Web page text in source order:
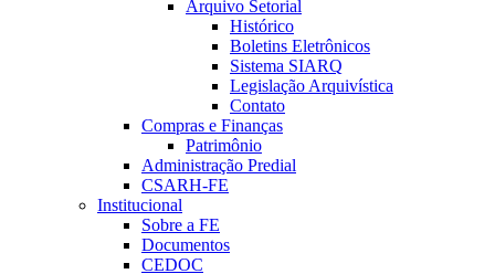
Arquivo Setorial
Histórico
Boletins Eletrônicos
Sistema SIARQ
Legislação Arquivística
Contato
Compras e Finanças
Patrimônio
Administração Predial
CSARH-FE
Institucional
Sobre a FE
Documentos
CEDOC